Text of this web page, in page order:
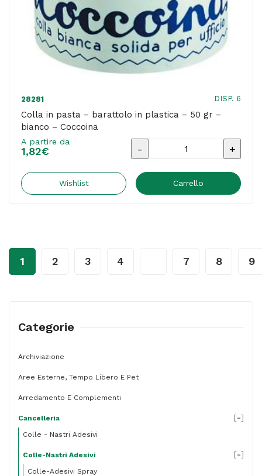
quantità
28281 DISP. 6
Colla in pasta – barattolo in plastica – 50 gr –
bianco – Coccoina
A partire da
1,82€
Colla
pasta
Coccoina
Wishlist Carrello
1 2 3 4 7 8 9
Categorie
Archiviazione
Aree Esterne, Tempo Libero E Pet
Arredamento E Complementi
Cancelleria
Colle - Nastri Adesivi
Colle-Nastri Adesivi
Colle-Adesivi Spray
[-]
[-]